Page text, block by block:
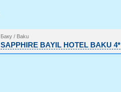
Баку / Baku
SAPPHIRE BAYIL HOTEL BAKU 4*